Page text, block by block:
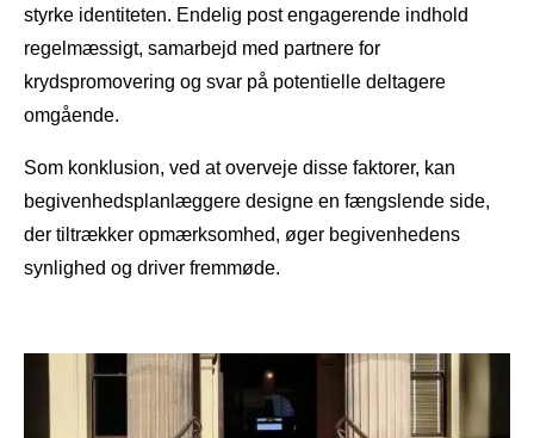
styrke identiteten. Endelig post engagerende indhold
regelmæssigt, samarbejd med partnere for
krydspromovering og svar på potentielle deltagere
omgående.
Som konklusion, ved at overveje disse faktorer, kan
begivenhedsplanlæggere designe en fængslende side,
der tiltrækker opmærksomhed, øger begivenhedens
synlighed og driver fremmøde.